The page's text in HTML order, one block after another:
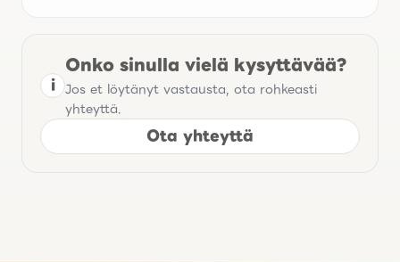
i
Onko sinulla vielä kysyttävää?
Jos et löytänyt vastausta, ota rohkeasti
yhteyttä.
Ota yhteyttä